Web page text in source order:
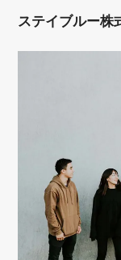
ステイブルー株